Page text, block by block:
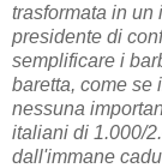
trasformata in un
presidente di
semplificare i
baretta, come se
nessuna
italiani di 1.000/
dall'immane